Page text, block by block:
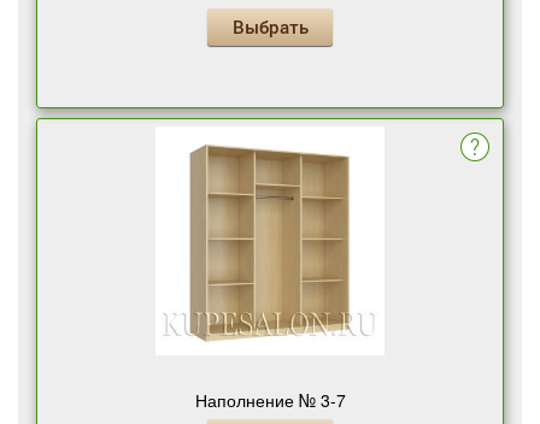
Выбрать
Наполнение № 3-7